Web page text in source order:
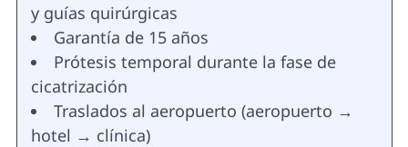
y guías quirúrgicas
Garantía de 15 años
Prótesis temporal durante la fase de
cicatrización
Traslados al aeropuerto (aeropuerto →
hotel → clínica)